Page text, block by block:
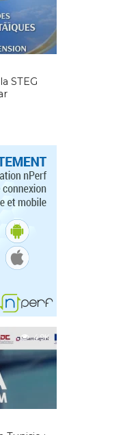
STEG
4.9K